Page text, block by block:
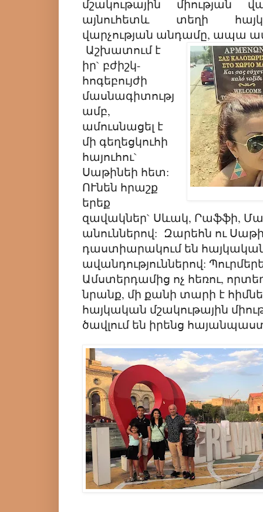
մշակութային միության
այնուհետև տեղի
վարչության անդամը, ապա
Աշխատում է
իր` բժիշկ-
հոգեբույժի
մասնագիտությ
ամբ,
ամուսնացել է
մի գեղեցկուհի
հայուհու`
Սաթինեի հետ:
ՈՒնեն հրաշք
երեք
զավակներ` Սևակ, Րաֆֆի,
անուններով: Զարեհն ու
դաստիարակում են հայկական
ավանդություններով:
Ամստերդամից ոչ հեռու,
նրանք, մի քանի տարի է
հայկական մշակութային
ծավլում են իրենց